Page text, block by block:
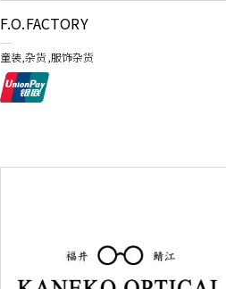
F.O.FACTORY
童装,杂货,服饰杂货